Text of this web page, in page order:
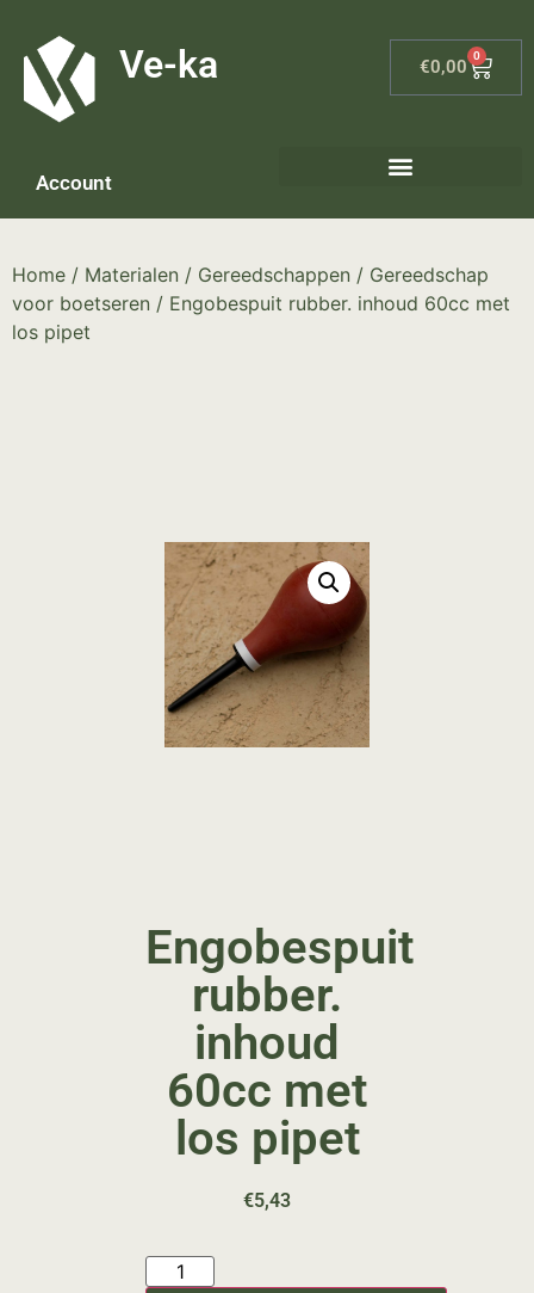
Ve-ka €0,00
0
Account
Home / Materialen / Gereedschappen / Gereedschap
voor boetseren / Engobespuit rubber. inhoud 60cc met
los pipet
Engobespuit
rubber.
inhoud
60cc met
los pipet
€5,43